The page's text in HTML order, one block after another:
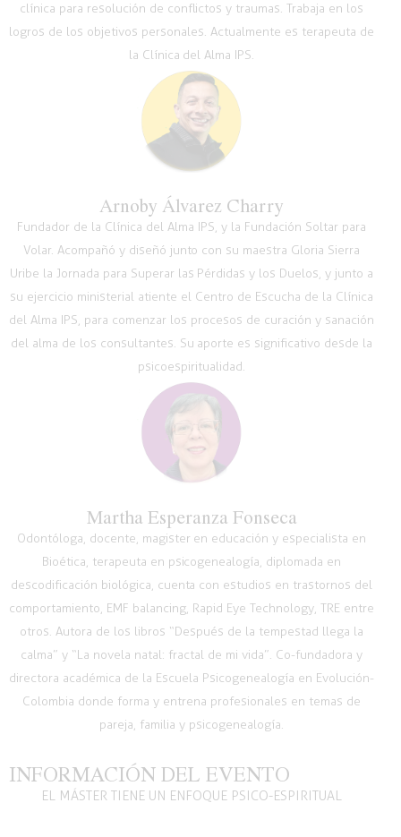
clínica para resolución de conflictos y traumas. Trabaja en los
logros de los objetivos personales. Actualmente es terapeuta de
la Clínica del Alma IPS.
Arnoby Álvarez Charry
Fundador de la Clínica del Alma IPS, y la Fundación Soltar para
Volar. Acompañó y diseñó junto con su maestra Gloria Sierra
Uribe la Jornada para Superar las Pérdidas y los Duelos, y junto a
su ejercicio ministerial atiente el Centro de Escucha de la Clínica
del Alma IPS, para comenzar los procesos de curación y sanación
del alma de los consultantes. Su aporte es significativo desde la
psicoespiritualidad.
Martha Esperanza Fonseca
Odontóloga, docente, magister en educación y especialista en
Bioética, terapeuta en psicogenealogía, diplomada en
descodificación biológica, cuenta con estudios en trastornos del
comportamiento, EMF balancing, Rapid Eye Technology, TRE entre
otros. Autora de los libros “Después de la tempestad llega la
calma” y “La novela natal: fractal de mi vida”. Co-fundadora y
directora académica de la Escuela Psicogenealogía en Evolución-
Colombia donde forma y entrena profesionales en temas de
pareja, familia y psicogenealogía.
INFORMACIÓN DEL EVENTO
EL MÁSTER TIENE UN ENFOQUE PSICO-ESPIRITUAL